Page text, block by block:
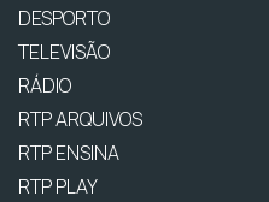
DESPORTO
TELEVISÃO
RÁDIO
RTP ARQUIVOS
RTP ENSINA
RTP PLAY